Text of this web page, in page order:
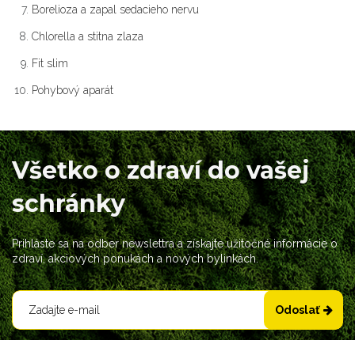
Borelioza a zapal sedacieho nervu
Chlorella a stitna zlaza
Fit slim
Pohybový aparát
Všetko o zdraví do vašej
schránky
Prihláste sa na odber newslettra a získajte užitočné informácie o
zdraví, akciových ponukách a nových bylinkách.
Odoslať